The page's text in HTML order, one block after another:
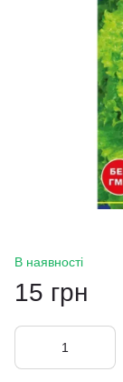
В наявності
15 грн